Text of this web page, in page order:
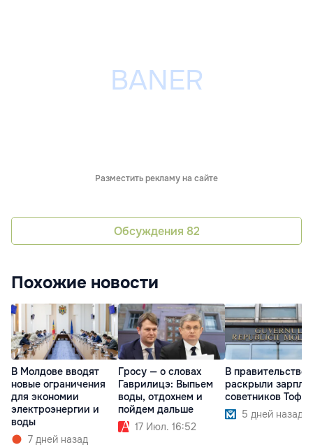
Разместить рекламу на сайте
Обсуждения 82
Похожие новости
В Молдове вводят
новые ограничения
для экономии
электроэнергии и
воды
7 дней назад
Гросу — о словах
Гаврилицэ: Выпьем
воды, отдохнем и
пойдем дальше
17 Июл. 16:52
В правительстве
раскрыли
советников
5 дней назад